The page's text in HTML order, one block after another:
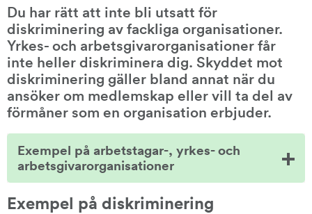
Du har rätt att inte bli utsatt för
diskriminering av fackliga organisationer.
Yrkes- och arbetsgivarorganisationer får
inte heller diskriminera dig. Skyddet mot
diskriminering gäller bland annat när du
ansöker om medlemskap eller vill ta del av
förmåner som en organisation erbjuder.
Exempel på arbetstagar-, yrkes- och
arbetsgivarorganisationer
Exempel på diskriminering